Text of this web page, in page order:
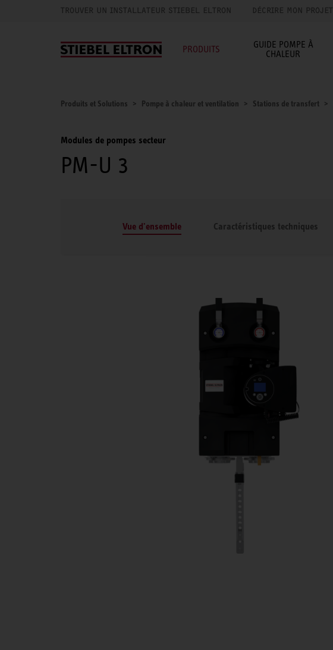
TROUVER UN INSTALLATEUR STIEBEL ELTRON DÉCRIRE MON PROJET
PRODUITS
GUIDE POMPE À
CHALEUR
Produits et Solutions Pompe à chaleur et ventilation Stations de transfert
Modules de pompes secteur
PM-U 3
Vue d'ensemble Caractéristiques techniques